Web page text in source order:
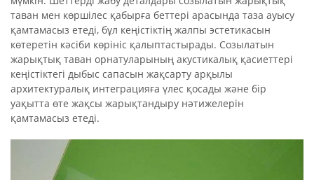
таван мен көршілес қабырға беттері арасында таза ауысу
қамтамасыз етеді, бұл кеңістіктің жалпы эстетикасын
көтеретін кәсіби көрініс қалыптастырады. Созылатын
жарықтық таван орнатуларының акустикалық қасиеттері
кеңістіктегі дыбыс сапасын жақсарту арқылы
архитектуралық интеграцияға үлес қосады және бір
уақытта өте жақсы жарықтандыру нәтижелерін
қамтамасыз етеді.